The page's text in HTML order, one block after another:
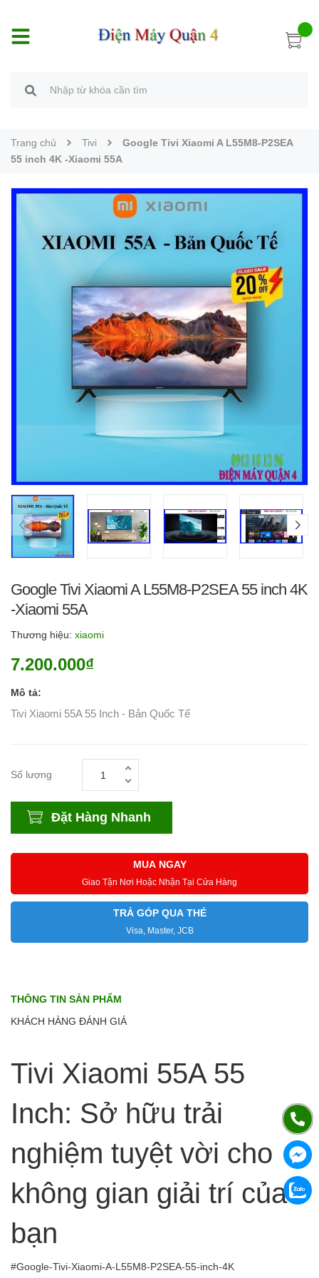
Trang chủ Tivi
Google Tivi Xiaomi A L55M8-P2SEA
55 inch 4K -Xiaomi 55A
Google Tivi Xiaomi A L55M8-P2SEA 55 inch 4K
-Xiaomi 55A
Thương hiệu: xiaomi
7.200.000₫
Mô tả:
Tivi Xiaomi 55A 55 Inch - Bản Quốc Tế
Số lượng
Đặt Hàng Nhanh
MUA NGAY
Giao Tận Nơi Hoặc Nhận Tại Cửa Hàng
TRẢ GÓP QUA THẺ
Visa, Master, JCB
THÔNG TIN SẢN PHẨM
KHÁCH HÀNG ĐÁNH GIÁ
Tivi Xiaomi 55A 55
Inch: Sở hữu trải
nghiệm tuyệt vời cho
không gian giải trí của
bạn
#Google-Tivi-Xiaomi-A-L55M8-P2SEA-55-inch-4K